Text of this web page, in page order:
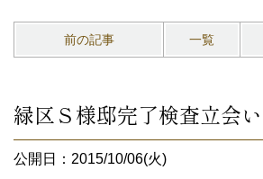
前の記事 一覧
緑区Ｓ様邸完了検査立会い
公開日：2015/10/06(火)